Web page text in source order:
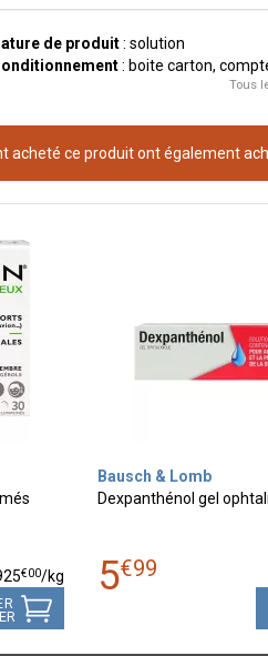
de produit: solution
: boite carton,
Tous
acheté ce produit ont également
€00/kg
Bausch & Lomb
Dexpanthénol gel
5€99